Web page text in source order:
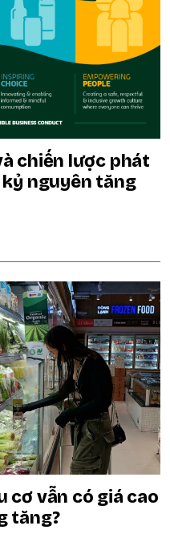
chiến lược phát
nguyên tăng
cơ vẫn có giá cao
tăng?